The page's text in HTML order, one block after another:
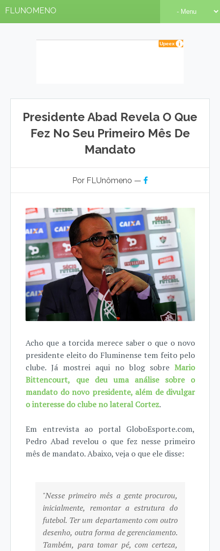
FLUNOMENO
Presidente Abad Revela O Que
Fez No Seu Primeiro Mês De
Mandato
Por FLUnômeno —
Acho que a torcida merece saber o que o novo
presidente eleito do Fluminense tem feito pelo
clube. Já mostrei aqui no blog sobreMario
Bittencourt, que deu uma análise sobre o
mandato do novo presidente, além de divulgar
o interesse do clube no lateral Cortez.
Em entrevista ao portal GloboEsporte.com,
Pedro Abad revelou o que fez nesse primeiro
mês de mandato. Abaixo, veja o que ele disse:
"Nesse primeiro mês a gente procurou,
inicialmente, remontar a estrutura do
futebol. Ter um departamento com outro
desenho, outra forma de gerenciamento.
Também, para tomar pé, com certeza,